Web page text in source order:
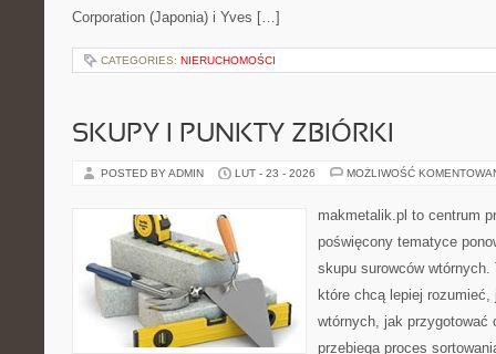
Corporation (Japonia) i Yves […]
CATEGORIES: NIERUCHOMOŚCI
SKUPY I PUNKTY ZBIÓRKI
POSTED BY ADMIN LUT - 23 - 2026 MOŻLIWOŚĆ
makmetalik.pl to centrum
poświęcony tematyce
skupu surowców
które chcą lepiej rozumieć,
wtórnych, jak przygotować
przebiega proces